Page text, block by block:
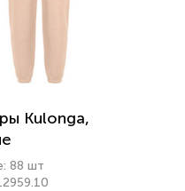
Kulonga,
88 шт